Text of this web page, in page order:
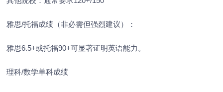
雅思/托福成绩（非必需但强烈建议）：
雅思6.5+或托福90+可显著证明英语能力。
理科/数学单科成绩